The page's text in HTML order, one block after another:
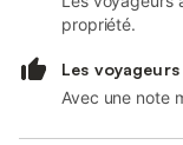
propriété.
Les
Avec une note